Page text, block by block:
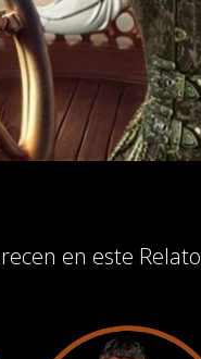
en este Relato